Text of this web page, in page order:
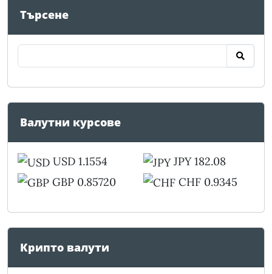
Търсене
Валутни курсове
USD 1.1554
GBP 0.85720
JPY 182.08
CHF 0.9345
Крипто валути